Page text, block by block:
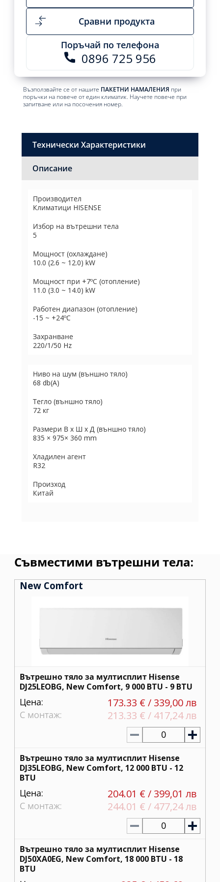
Сравни продукта
Поръчай по телефона
0896 725 956
Възползвайте се от нашите ПАКЕТНИ НАМАЛЕНИЯ при
поръчки на повече от един климатик. Научете повече при
запитване или на посочения номер.
Технически Характеристики
Описание
Производител
Климатици HISENSE
Избор на вътрешни тела
5
Мощност (охлаждане)
10.0 (2.6 ~ 12.0) kW
Мощност при +7ºC (отопление)
11.0 (3.0 ~ 14.0) kW
Работен диапазон (отопление)
-15 ~ +24ºC
Захранване
220/1/50 Hz
Ниво на шум (външно тяло)
68 db(A)
Тегло (външно тяло)
72 кг
Размери В х Ш х Д (външно тяло)
835 × 975× 360 mm
Хладилен агент
R32
Произход
Китай
Съвместими вътрешни тела:
New Comfort
Вътрешно тяло за мултисплит Hisense
DJ25LEOBG, New Comfort, 9 000 BTU - 9 BTU
Цена: 173.33 € / 339,00 лв
С монтаж: 213.33 € / 417,24 лв
0
Вътрешно тяло за мултисплит Hisense
DJ35LEOBG, New Comfort, 12 000 BTU - 12
BTU
Цена: 204.01 € / 399,01 лв
С монтаж: 244.01 € / 477,24 лв
0
Вътрешно тяло за мултисплит Hisense
DJ50XA0EG, New Comfort, 18 000 BTU - 18
BTU